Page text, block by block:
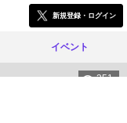
新規登録・ログイン
イベント
351